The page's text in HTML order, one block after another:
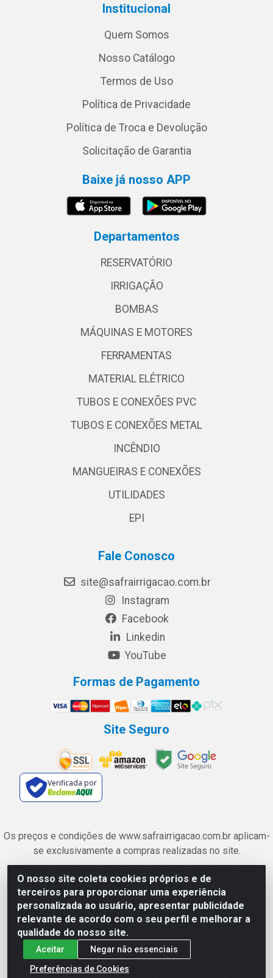
O nosso site coleta cookies próprios e de
terceiros para proporcionar uma experiência
personalizada ao usuário, apresentar publicidade
relevante de acordo com o seu perfil e melhorar a
qualidade do nosso site.
Aceitar
Negar não essenciais
Preferências de Cookies
Institucional
Quem Somos
Nosso Catálogo
Termos de Uso
Política de Privacidade
Política de Troca e Devolução
Solicitação de Garantia
Baixe já nosso APP
Departamentos
RESERVATÓRIO
IRRIGAÇÃO
BOMBAS
MÁQUINAS E MOTORES
FERRAMENTAS
MATERIAL ELÉTRICO
TUBOS E CONEXÕES PVC
TUBOS E CONEXÕES METAL
INCÊNDIO
MANGUEIRAS E CONEXÕES
UTILIDADES
EPI
Fale Conosco
site@safrairrigacao.com.br
Instagram
Facebook
Linkedin
YouTube
Formas de Pagamento
Site Seguro
Verificada por
Os preços e condições de www.safrairrigacao.com.br aplicam-
se exclusivamente a compras realizadas no site.
Safra Agrícola e Pecuária LTDA - Avenida Castelo Branco, 5330 -
Esplanada dos Anicuns, Goiânia/GO - CEP 74.433-205 - CNPJ
06.315.490/0001-00